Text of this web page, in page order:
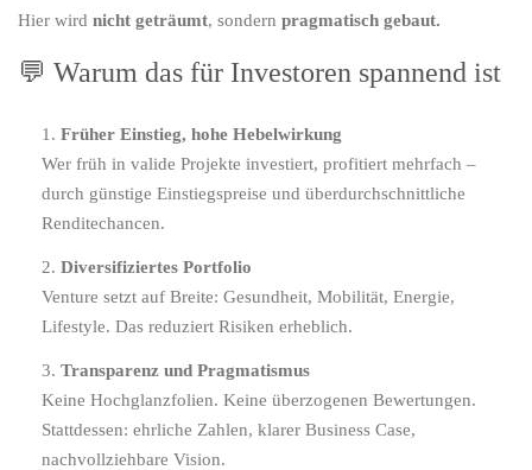
Hier wird nicht geträumt, sondern pragmatisch gebaut.
💬 Warum das für Investoren spannend ist
Früher Einstieg, hohe Hebelwirkung
Wer früh in valide Projekte investiert, profitiert mehrfach –
durch günstige Einstiegspreise und überdurchschnittliche
Renditechancen.
Diversifiziertes Portfolio
Venture setzt auf Breite: Gesundheit, Mobilität, Energie,
Lifestyle. Das reduziert Risiken erheblich.
Transparenz und Pragmatismus
Keine Hochglanzfolien. Keine überzogenen Bewertungen.
Stattdessen: ehrliche Zahlen, klarer Business Case,
nachvollziehbare Vision.